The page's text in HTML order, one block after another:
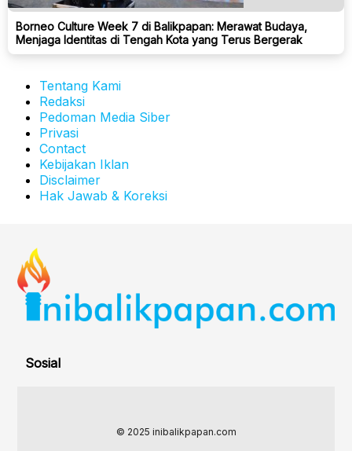
Borneo Culture Week 7 di Balikpapan: Merawat Budaya,
Menjaga Identitas di Tengah Kota yang Terus Bergerak
Tentang Kami
Redaksi
Pedoman Media Siber
Privasi
Contact
Kebijakan Iklan
Disclaimer
Hak Jawab & Koreksi
Sosial
© 2025 inibalikpapan.com